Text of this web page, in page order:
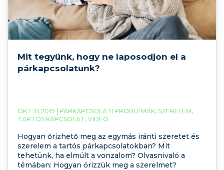
Mit tegyünk, hogy ne laposodjon el a
párkapcsolatunk?
OKT 31,2019 | PÁRKAPCSOLATI PROBLÉMÁK, SZERELEM,
TARTÓS KAPCSOLAT, VIDEÓ
Hogyan őrizhető meg az egymás iránti szeretet és
szerelem a tartós párkapcsolatokban? Mit
tehetünk, ha elmúlt a vonzalom? Olvasnivaló a
témában: Hogyan őrizzük meg a szerelmet?